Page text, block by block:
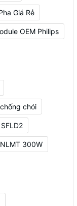
Giá Rẻ
OEM Philips
chói
300W